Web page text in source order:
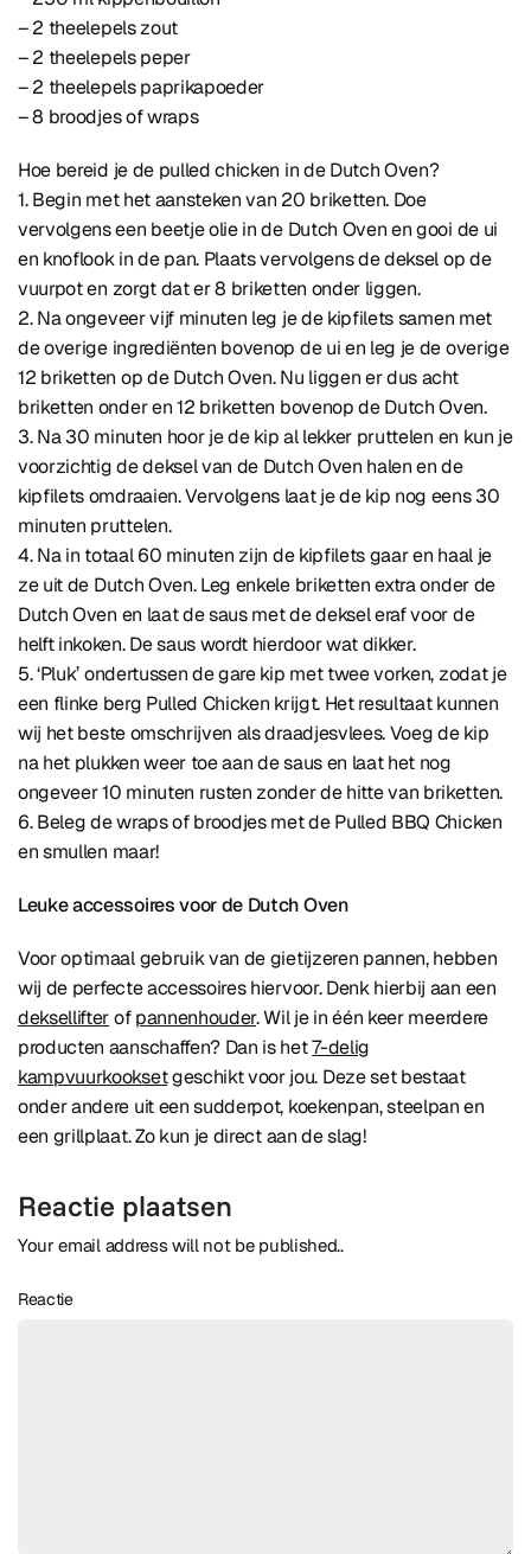
– 2 theelepels zout
– 2 theelepels peper
– 2 theelepels paprikapoeder
– 8 broodjes of wraps
Hoe bereid je de pulled chicken in de Dutch Oven?
1. Begin met het aansteken van 20 briketten. Doe
vervolgens een beetje olie in de Dutch Oven en gooi de ui
en knoflook in de pan. Plaats vervolgens de deksel op de
vuurpot en zorgt dat er 8 briketten onder liggen.
2. Na ongeveer vijf minuten leg je de kipfilets samen met
de overige ingrediënten bovenop de ui en leg je de overige
12 briketten op de Dutch Oven. Nu liggen er dus acht
briketten onder en 12 briketten bovenop de Dutch Oven.
3. Na 30 minuten hoor je de kip al lekker pruttelen en kun je
voorzichtig de deksel van de Dutch Oven halen en de
kipfilets omdraaien. Vervolgens laat je de kip nog eens 30
minuten pruttelen.
4. Na in totaal 60 minuten zijn de kipfilets gaar en haal je
ze uit de Dutch Oven. Leg enkele briketten extra onder de
Dutch Oven en laat de saus met de deksel eraf voor de
helft inkoken. De saus wordt hierdoor wat dikker.
5. ‘Pluk’ ondertussen de gare kip met twee vorken, zodat je
een flinke berg Pulled Chicken krijgt. Het resultaat kunnen
wij het beste omschrijven als draadjesvlees. Voeg de kip
na het plukken weer toe aan de saus en laat het nog
ongeveer 10 minuten rusten zonder de hitte van briketten.
6. Beleg de wraps of broodjes met de Pulled BBQ Chicken
en smullen maar!
Leuke accessoires voor de Dutch Oven
Voor optimaal gebruik van de gietijzeren pannen, hebben
wij de perfecte accessoires hiervoor. Denk hierbij aan een
deksellifterofpannenhouder. Wil je in één keer meerdere
producten aanschaffen? Dan is het7-delig
kampvuurkooksetgeschikt voor jou. Deze set bestaat
onder andere uit een sudderpot, koekenpan, steelpan en
een grillplaat. Zo kun je direct aan de slag!
Reactie plaatsen
Your email address will not be published..
Reactie